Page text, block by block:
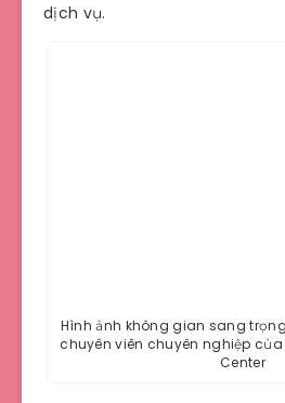
dịch vụ.
Hình ảnh không gian sang
chuyên viên chuyên nghiệp của
Center